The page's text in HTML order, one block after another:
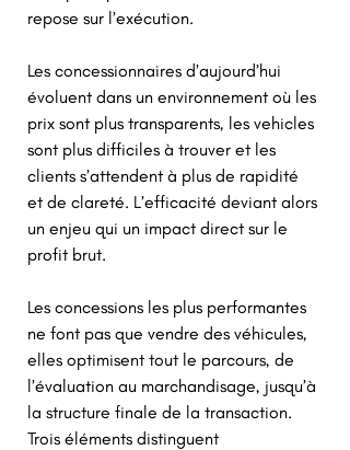
repose sur l’exécution.
Les concessionnaires d’aujourd’hui
évoluent dans un environnement où les
prix sont plus transparents, les vehicles
sont plus difficiles à trouver et les
clients s’attendent à plus de rapidité
et de clareté. L’efficacité deviant alors
un enjeu qui un impact direct sur le
profit brut.
Les concessions les plus performantes
ne font pas que vendre des véhicules,
elles optimisent tout le parcours, de
l’évaluation au marchandisage, jusqu’à
la structure finale de la transaction.
Trois éléments distinguent